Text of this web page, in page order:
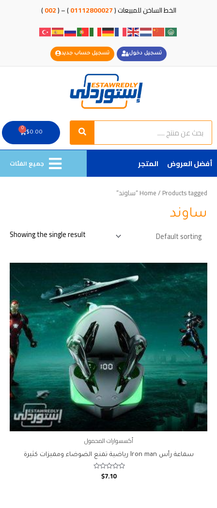
الخط الساخن للمبيعات (01112800027
) – (
002
)
تسجيل دخول تسجيل حساب جديد
Search
Search
$0.00
0
Cart
أفضل العروض المتجر جميع الفئات
Home/ Products tagged “ساوند”
ساوند
Showing the single result
أكسسوارات المحمول
سماعة رأس Iron man رياضية تمنع الضوضاء ومميزات كثيرة
Rated
$7.10